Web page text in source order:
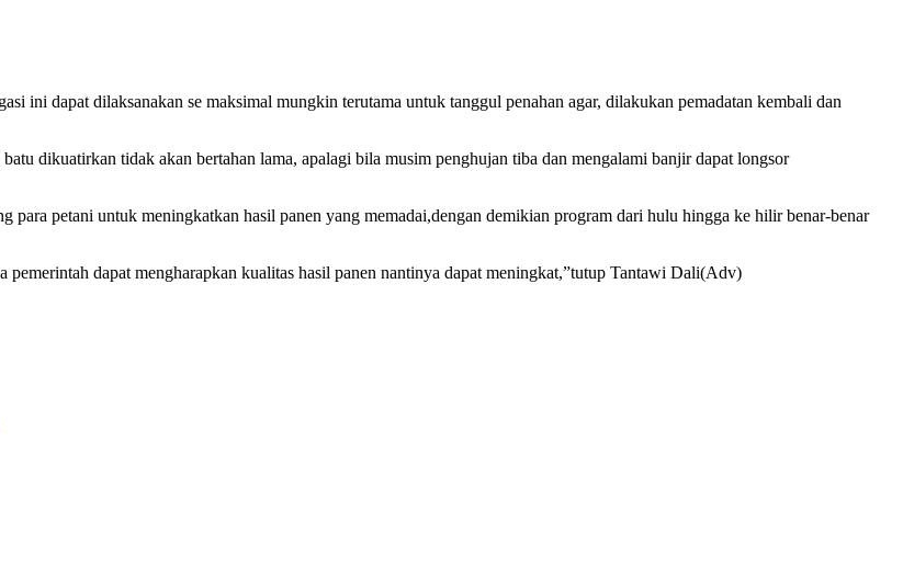
ini dapat dilaksanakan se maksimal mungkin terutama untuk tanggul penahan agar, dilakukan pemadatan kembali dan
dikuatirkan tidak akan bertahan lama, apalagi bila musim penghujan tiba dan mengalami banjir dapat longsor
petani untuk meningkatkan hasil panen yang memadai,dengan demikian program dari hulu hingga ke hilir benar-benar
dapat mengharapkan kualitas hasil panen nantinya dapat meningkat,”tutup Tantawi Dali(Adv)